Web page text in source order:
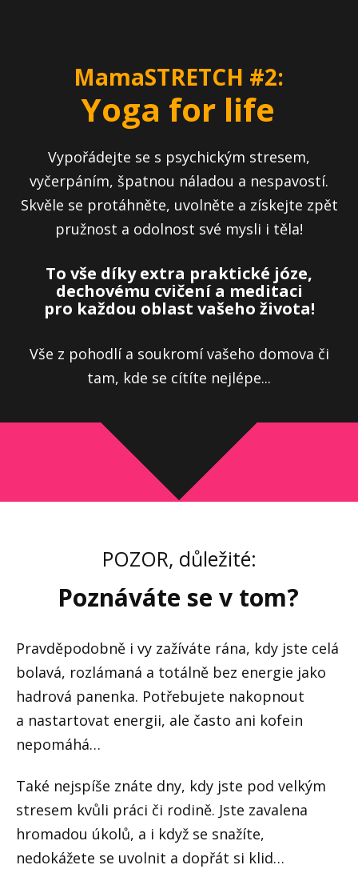
MamaSTRETCH #2:
Yoga for life
Vypořádejte se s psychickým stresem,
vyčerpáním, špatnou náladou a nespavostí.
Skvěle se protáhněte, uvolněte a získejte zpět
pružnost a odolnost své mysli i těla!
To vše díky extra praktické józe,
dechovému cvičení a meditaci
pro každou oblast vašeho života!
Vše z pohodlí a soukromí vašeho domova či
tam, kde se cítíte nejlépe...
POZOR, důležité:
Poznáváte se v tom?
Pravděpodobně i vy zažíváte rána, kdy jste celá
bolavá, rozlámaná a totálně bez energie jako
hadrová panenka. Potřebujete nakopnout
a nastartovat energii, ale často ani kofein
nepomáhá…
Také nejspíše znáte dny, kdy jste pod velkým
stresem kvůli práci či rodině. Jste zavalena
hromadou úkolů, a i když se snažíte,
nedokážete se uvolnit a dopřát si klid…